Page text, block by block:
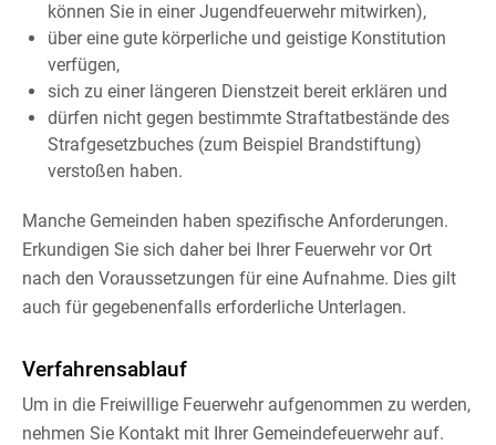
können Sie in einer Jugendfeuerwehr mitwirken),
über eine gute körperliche und geistige Konstitution
verfügen,
sich zu einer längeren Dienstzeit bereit erklären und
dürfen nicht gegen bestimmte Straftatbestände des
Strafgesetzbuches(zum Beispiel Brandstiftung)
verstoßen haben.
Manche Gemeinden haben spezifische Anforderungen.
Erkundigen Sie sich daher bei Ihrer Feuerwehr vor Ort
nach den Voraussetzungen für eine Aufnahme. Dies gilt
auch für gegebenenfalls erforderliche Unterlagen.
Verfahrensablauf
Um in die Freiwillige Feuerwehr aufgenommen zu werden,
nehmen Sie Kontakt mit Ihrer Gemeindefeuerwehr auf.